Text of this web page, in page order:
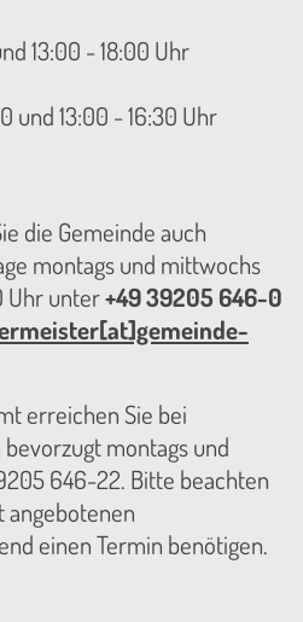
13:00 - 18:00 Uhr
und 13:00 - 16:30 Uhr
die Gemeinde auch
montags und mittwochs
Uhr unter+49 39205 646-0
erreichen Sie bei
montags und
646-22. Bitte beachten
angebotenen
einen Termin benötigen.